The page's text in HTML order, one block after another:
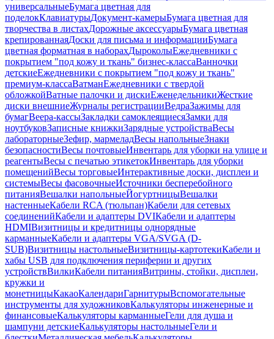
универсальныеБумага цветная для
поделокКлавиатурыДокумент-камерыБумага цветная для
творчества в листахДорожные аксессуарыБумага цветная
крепированнаяДоски для письма и информацииБумага
цветная форматная в наборахДыроколыЕжедневники с
покрытием "под кожу и ткань" бизнес-классаВанночки
детскиеЕжедневники с покрытием "под кожу и ткань"
премиум-классаВатманЕжедневники с твердой
обложкойВатные палочки и дискиЕженедельникиЖесткие
диски внешниеЖурналы регистрацииВедраЗажимы для
бумагВеера-кассыЗакладки самоклеящиесяЗамки для
ноутбуковЗаписные книжкиЗарядные устройстваВесы
лабораторныеЗефир, мармеладВесы напольныеЗнаки
безопасностиВесы почтовыеИнвентарь для уборки на улице и
реагентыВесы с печатью этикетокИнвентарь для уборки
помещенийВесы торговыеИнтерактивные доски, дисплеи и
системыВесы фасовочныеИсточники бесперебойного
питанияВешалки напольныеЙогуртницыВешалки
настенныеКабели RCA (тюльпан)Кабели для сетевых
соединенийКабели и адаптеры DVIКабели и адаптеры
HDMIВизитницы и кредитницы однорядные
карманныеКабели и адаптеры VGA/SVGA (D-
SUB)Визитницы настольныеВизитницы-картотекиКабели и
хабы USB для подключения периферии и других
устройствВилкиКабели питанияВитрины, стойки, дисплеи,
кружки и
монетницыКакаоКалендариГарнитурыВспомогательные
инструменты для художниковКалькуляторы инженерные и
финансовыеКалькуляторы карманныеГели для душа и
шампуни детскиеКалькуляторы настольныеГели и